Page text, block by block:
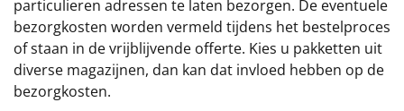
particulieren adressen te laten bezorgen. De eventuele
bezorgkosten worden vermeld tijdens het bestelproces
of staan in de vrijblijvende offerte. Kies u pakketten uit
diverse magazijnen, dan kan dat invloed hebben op de
bezorgkosten.